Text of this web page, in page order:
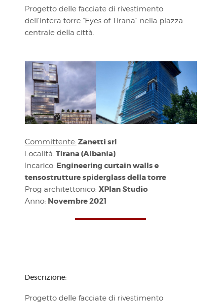
Progetto delle facciate di rivestimento
dell’intera torre “Eyes of Tirana” nella piazza
centrale della città.
Committente: Zanetti srl
Località: Tirana (Albania)
Incarico: Engineering curtain walls e
tensostrutture spiderglass della torre
Prog architettonico: XPlan Studio
Anno: Novembre 2021
Descrizione:
Progetto delle facciate di rivestimento